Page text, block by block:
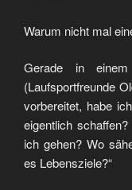
Warum nicht mal
Gerade in
(Laufsportfreunde
vorbereitet, habe
eigentlich
ich gehen? Wo
es Lebensziele?“